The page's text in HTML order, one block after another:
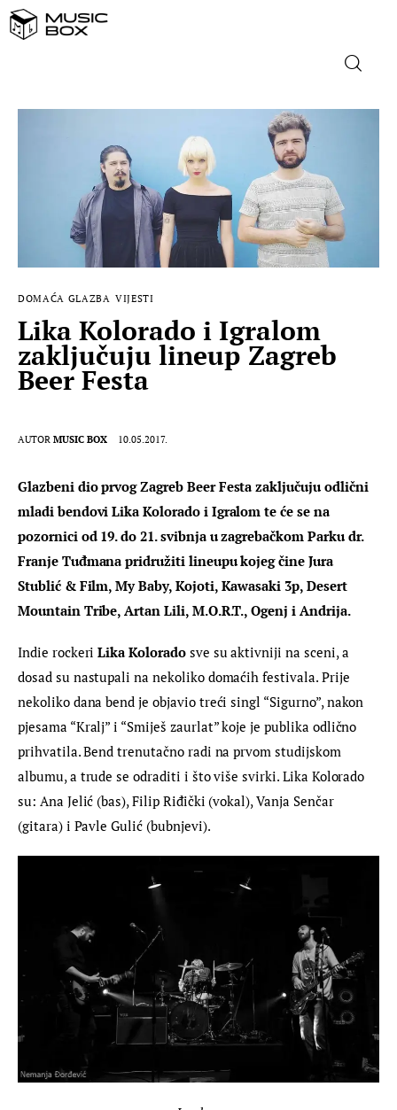
DOMAĆA GLAZBA
STRANA GLAZBA
FILM
MUSIC BOX
DOMAĆA GLAZBA VIJESTI
Lika Kolorado i Igralom
zaključuju lineup Zagreb
Beer Festa
AUTOR MUSIC BOX 10.05.2017.
Glazbeni dio prvog Zagreb Beer Festa zaključuju odlični
mladi bendovi Lika Kolorado i Igralom te će se na
pozornici od 19. do 21. svibnja u zagrebačkom Parku dr.
Franje Tuđmana pridružiti lineupu kojeg čine Jura
Stublić & Film, My Baby, Kojoti, Kawasaki 3p, Desert
Mountain Tribe, Artan Lili, M.O.R.T., Ogenj i Andrija.
Indie rockeri Lika Kolorado sve su aktivniji na sceni, a
dosad su nastupali na nekoliko domaćih festivala. Prije
nekoliko dana bend je objavio treći singl “Sigurno”, nakon
pjesama “Kralj” i “Smiješ zaurlat” koje je publika odlično
prihvatila. Bend trenutačno radi na prvom studijskom
albumu, a trude se odraditi i što više svirki. Lika Kolorado
su: Ana Jelić (bas), Filip Riđički (vokal), Vanja Senčar
(gitara) i Pavle Gulić (bubnjevi).